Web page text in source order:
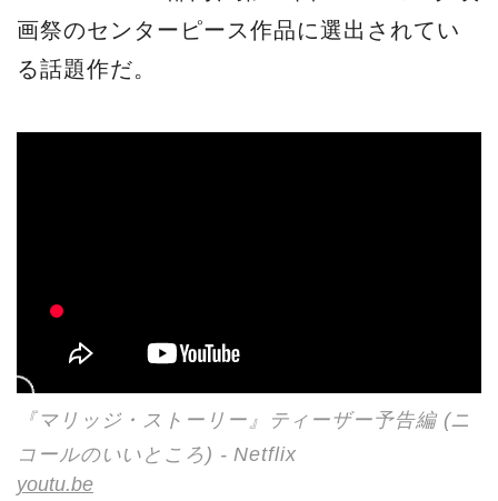
画祭のセンターピース作品に選出されてい
る話題作だ。
『マリッジ・ストーリー』ティーザー予告編 (ニ
コールのいいところ) - Netflix
youtu.be